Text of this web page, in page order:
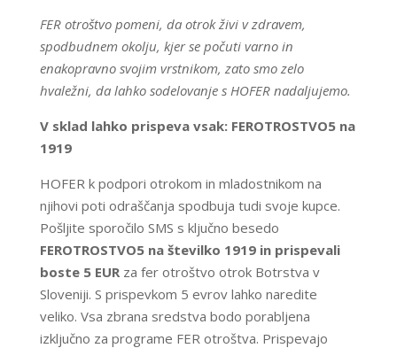
FER otroštvo pomeni, da otrok živi v zdravem,
spodbudnem okolju, kjer se počuti varno in
enakopravno svojim vrstnikom, zato smo zelo
hvaležni, da lahko sodelovanje s HOFER nadaljujemo.
V sklad lahko prispeva vsak: FEROTROSTVO5 na
1919
HOFER k podpori otrokom in mladostnikom na
njihovi poti odraščanja spodbuja tudi svoje kupce.
Pošljite sporočilo SMS s ključno besedo
FEROTROSTVO5 na številko 1919 in prispevali
boste 5 EUR za fer otroštvo otrok Botrstva v
Sloveniji. S prispevkom 5 evrov lahko naredite
veliko. Vsa zbrana sredstva bodo porabljena
izključno za programe FER otroštva. Prispevajo